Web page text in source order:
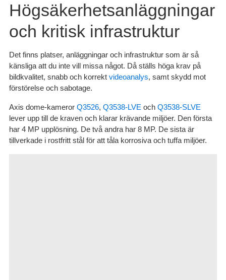
Högsäkerhetsanläggningar
och kritisk infrastruktur
Det finns platser, anläggningar och infrastruktur som är så
känsliga att du inte vill missa något. Då ställs höga krav på
bildkvalitet, snabb och korrekt videoanalys, samt skydd mot
förstörelse och sabotage.
Axis dome-kameror Q3526, Q3538-LVE och Q3538-SLVE
lever upp till de kraven och klarar krävande miljöer. Den första
har 4 MP upplösning. De två andra har 8 MP. De sista är
tillverkade i rostfritt stål för att tåla korrosiva och tuffa miljöer.